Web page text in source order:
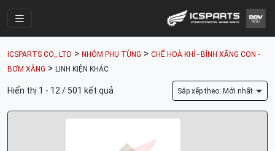
Parts Catalogue
Mã Phụ Tùng
ICSPARTS CO., LTD > NHÓM PHỤ TÙNG > CHẾ HOÀ KHÍ - BÌNH XĂNG CON -
BƠM XĂNG > LINH KIỆN KHÁC
Hiển thị 1 - 12 / 501 kết quả Sắp xếp theo: Mới nhất